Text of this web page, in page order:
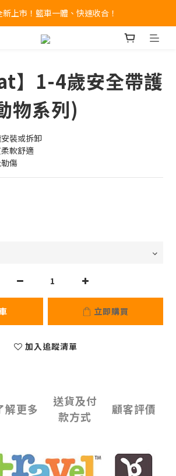
X100 中大型寵物推車熱賣中🔥
新上市！籃車一體、快速收合！
外出神器！舒適、安全、好收！
】1-4歲安全帶護
物系列)
裝或拆卸
軟舒適
傷
立即購買
加入追蹤清單
解更多
送貨及付
款方式
顧客評價